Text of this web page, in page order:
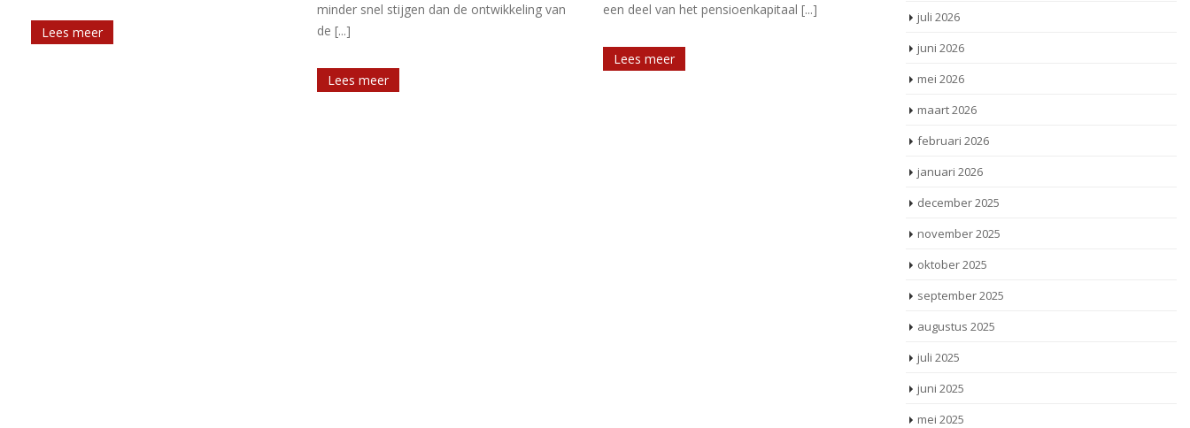
de [...]
een deel van het pensioenkapitaal [...]
Een werkgever en een langdurig
beËindigingsovereenkomst gesloten. Daarin
Lees meer
juli 2026
juni 2026
mei 2026
maart 2026
februari 2026
januari 2026
december 2025
november 2025
oktober 2025
september 2025
augustus 2025
juli 2025
juni 2025
mei 2025